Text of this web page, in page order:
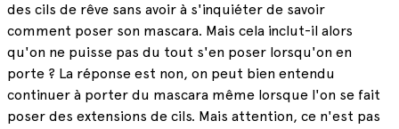
des cils de rêve sans avoir à s'inquiéter de savoir
comment poser son mascara. Mais cela inclut-il alors
qu'on ne puisse pas du tout s'en poser lorsqu'on en
porte ? La réponse est non, on peut bien entendu
continuer à porter du mascara même lorsque l'on se fait
poser des extensions de cils. Mais attention, ce n'est pas